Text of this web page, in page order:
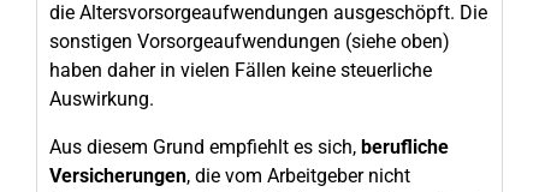
die Altersvorsorgeaufwendungen ausgeschöpft. Die
sonstigen Vorsorgeaufwendungen (siehe oben)
haben daher in vielen Fällen keine steuerliche
Auswirkung.
Aus diesem Grund empfiehlt es sich, berufliche
Versicherungen, die vom Arbeitgeber nicht